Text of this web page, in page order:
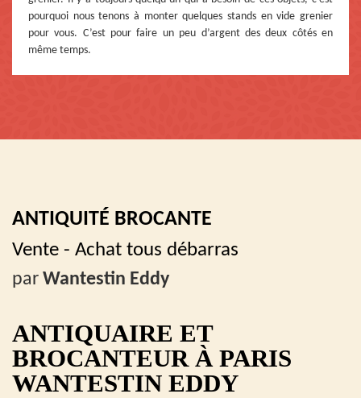
pourquoi nous tenons à monter quelques stands en vide grenier
pour vous. C’est pour faire un peu d’argent des deux côtés en
même temps.
ANTIQUITÉ BROCANTE
Vente - Achat tous débarras
par Wantestin Eddy
ANTIQUAIRE ET
BROCANTEUR À PARIS
WANTESTIN EDDY